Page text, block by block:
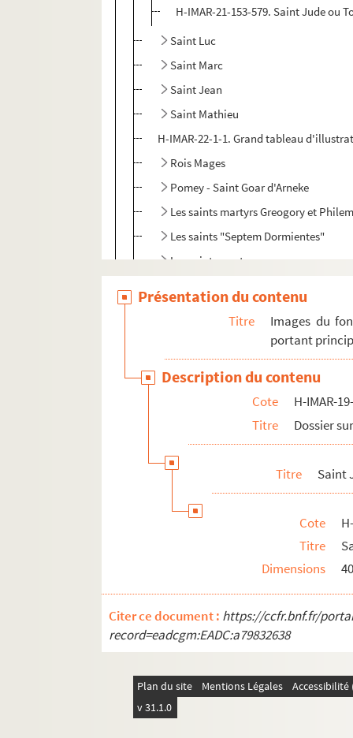
H-IMAR-21-153-579. Saint Jude ou
Saint Luc
Saint Marc
Saint Jean
Saint Mathieu
H-IMAR-22-1-1. Grand tableau
Rois Mages
Pomey - Saint Goar d'Arneke
Les saints martyrs Greogory et
Les saints "Septem Dormientes"
Les saints martyrs
H-IMAR-22-11-65. AVCtor Fratrum
H-IMAR-22-12-66. Les deux cents
H-IMAR-22-13-67. Les dix milles soldats
H-IMAR-22-14-68. Incipit prologus
H-IMAR-22-15-69. Nouvelles fleurs des
Calendrier des saints
H-IMAR-22-24-96. Die HL. Ih Nothhalfer
H-IMAR-22-24-97. Die HL. Ih Nothhalfer
H-IMAR-22-25-98. Le massacre des
H-IMAR-22-25-99. Le massacre des
H-IMAR-22-25-100. Le massacre des
H-IMAR-22-25-102. Le massacre des
H-IMAR-22-26-103. Les saints innocents
H-IMAR-22-27-104. Les saints innocents
H-IMAR-22-27-105. Les saints innocents
Présentation du contenu
Titre
Images du
portant
Description du contenu
Cote
H-IMAR-
Titre
Dossier
Titre Saint
Cote
Titre
Dimensions
Citer ce document : https://ccfr.bnf.fr/
record=eadcgm:EADC:a79832638
Plan du site Mentions Légales
v 31.1.0